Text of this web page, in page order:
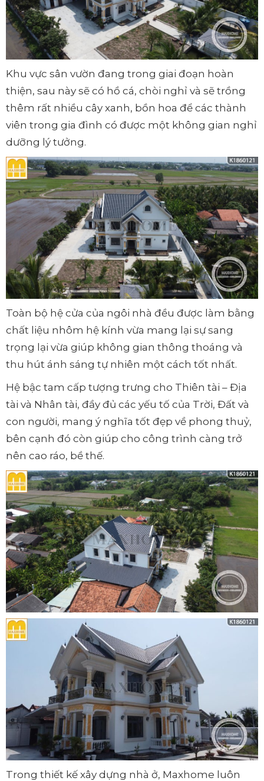
Khu vực sân vườn đang trong giai đoạn hoàn
thiện, sau này sẽ có hồ cá, chòi nghỉ và sẽ trồng
thêm rất nhiều cây xanh, bồn hoa để các thành
viên trong gia đình có được một không gian nghỉ
dưỡng lý tưởng.
Toàn bộ hệ cửa của ngôi nhà đều được làm bằng
chất liệu nhôm hệ kính vừa mang lại sự sang
trọng lại vừa giúp không gian thông thoáng và
thu hút ánh sáng tự nhiên một cách tốt nhất.
Hệ bậc tam cấp tượng trưng cho Thiên tài – Địa
tài và Nhân tài, đầy đủ các yếu tố của Trời, Đất và
con người, mang ý nghĩa tốt đẹp về phong thuỷ,
bên cạnh đó còn giúp cho công trình càng trở
nên cao ráo, bề thế.
Trong thiết kế xây dựng nhà ở, Maxhome luôn